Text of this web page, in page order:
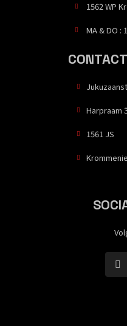
1562 WP
MA & DO :
Harpraam
1561 JS
Krommenie